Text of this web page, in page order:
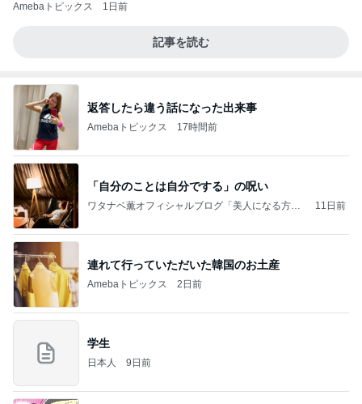
Amebaトピックス 1日前
記事を読む
返答したら違う話になった出来事
Amebaトピックス 17時間前
「自分のことは自分でする」の呪い
ワタナベ薫オフィシャルブログ「美人になる方
11日前
連れて行っていただいた韓国のお土産
Amebaトピックス 2日前
学生
日本人 9日前